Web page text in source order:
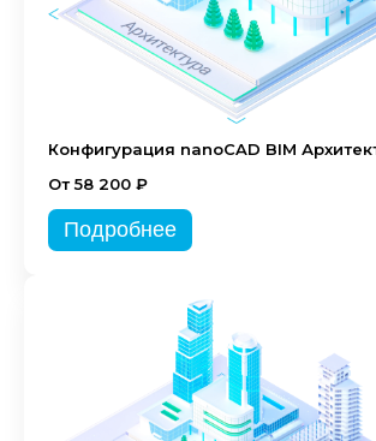
Конфигурация nanoCAD BIM
От 58 200 ₽
Подробнее